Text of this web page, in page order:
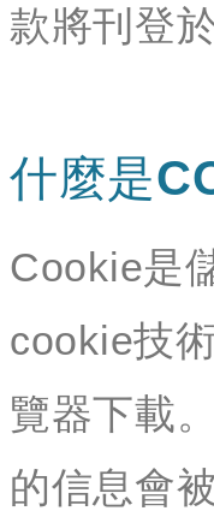
款將刊登
什麼是
Cookie是
cookie技
覽器下載
的信息會